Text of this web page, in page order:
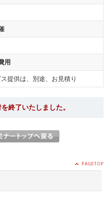
用
提供は、別途、お見積り
終了いたしました。